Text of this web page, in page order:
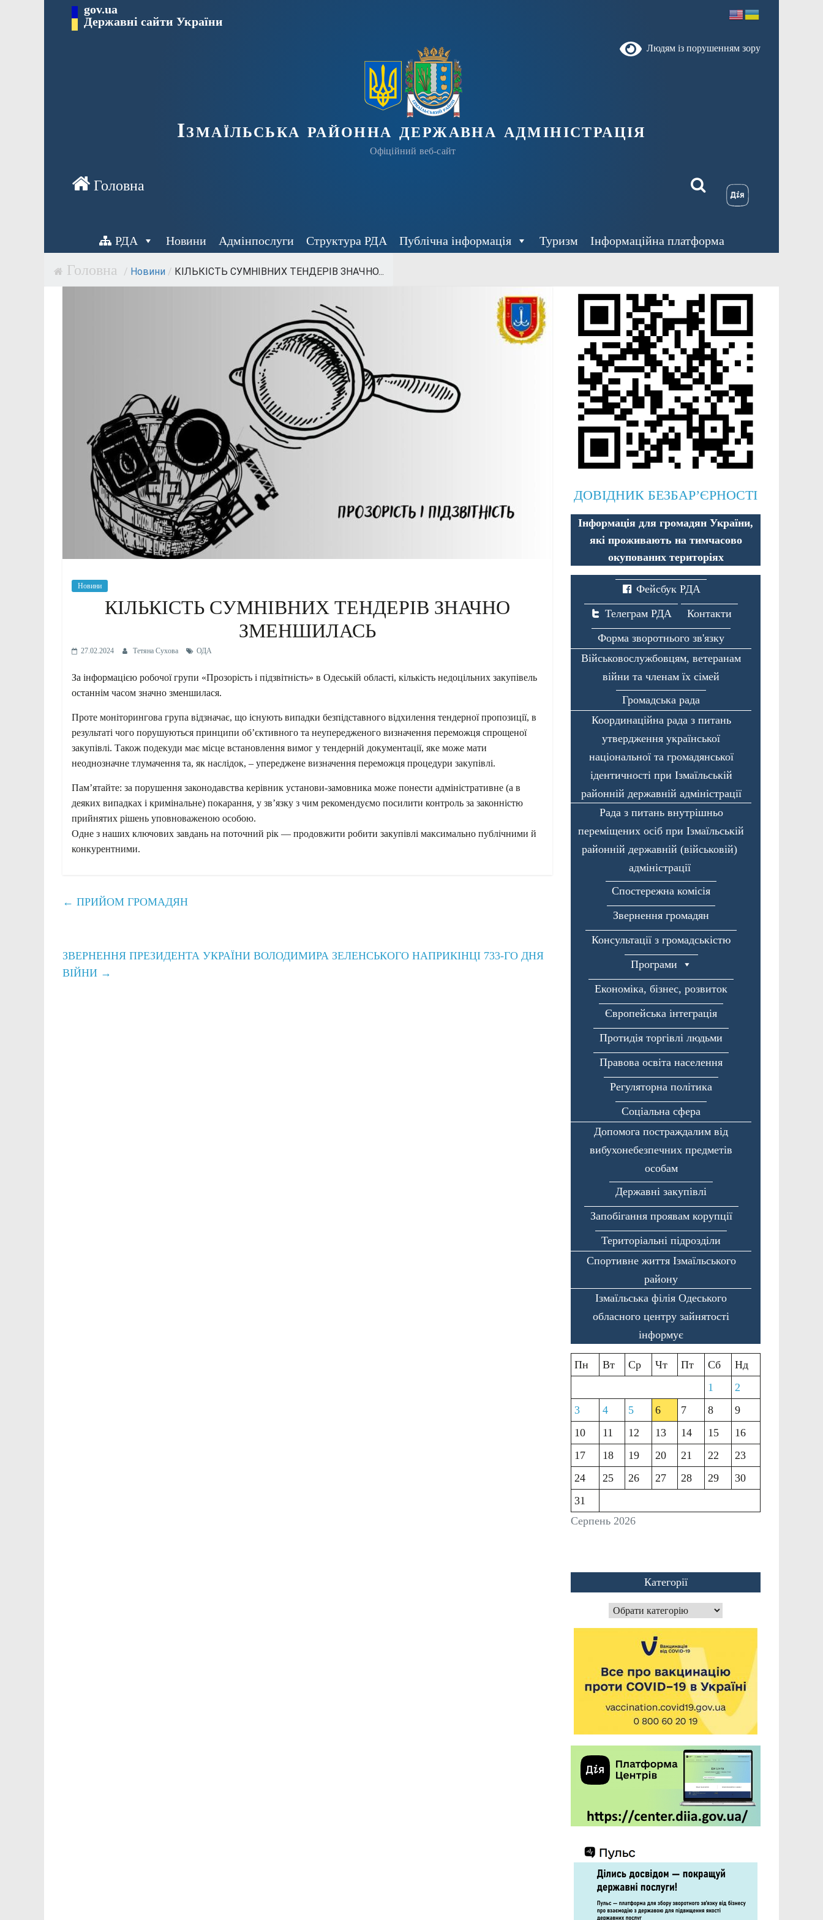
gov.ua
Державні сайти України
Людям із порушенням зору
Ізмаїльська районна державна адміністрація
Офіційний веб-сайт
РДА Новини Адмінпослуги Структура РДА Публічна інформація Туризм Інформаційна платформа
/ Новини / КІЛЬКІСТЬ СУМНІВНИХ ТЕНДЕРІВ ЗНАЧНО...
Новини
КІЛЬКІСТЬ СУМНІВНИХ ТЕНДЕРІВ ЗНАЧНО
ЗМЕНШИЛАСЬ
27.02.2024 Тетяна Сухова ОДА
За інформацією робочої групи «Прозорість і підзвітність» в Одеській області, кількість недоцільних закупівель
останнім часом значно зменшилася.
Проте моніторингова група відзначає, що існують випадки безпідставного відхилення тендерної пропозиції, в
результаті чого порушуються принципи об’єктивного та неупередженого визначення переможця спрощеної
закупівлі. Також подекуди має місце встановлення вимог у тендерній документації, яке може мати
неоднозначне тлумачення та, як наслідок, – упереджене визначення переможця процедури закупівлі.
Пам’ятайте: за порушення законодавства керівник установи-замовника може понести адміністративне (а в
деяких випадках і кримінальне) покарання, у зв’язку з чим рекомендуємо посилити контроль за законністю
прийнятих рішень уповноваженою особою.
Одне з наших ключових завдань на поточний рік — продовжити робити закупівлі максимально публічними й
конкурентними.
← ПРИЙОМ ГРОМАДЯН
ЗВЕРНЕННЯ ПРЕЗИДЕНТА УКРАЇНИ ВОЛОДИМИРА ЗЕЛЕНСЬКОГО НАПРИКІНЦІ 733-ГО ДНЯ
ВІЙНИ →
ДОВІДНИК БЕЗБАР’ЄРНОСТІ
Інформація для громадян України,
які проживають на тимчасово
окупованих територіях
Фейсбук РДА
Телеграм РДА
Контакти
Форма зворотнього зв'язку
Військовослужбовцям, ветеранам
війни та членам їх сімей
Громадська рада
Координаційна рада з питань
утвердження української
національної та громадянської
ідентичності при Ізмаїльській
районній державній адміністрації
Рада з питань внутрішньо
переміщених осіб при Ізмаїльській
районній державній (військовій)
адміністрації
Спостережна комісія
Звернення громадян
Консультації з громадськістю
Програми
Економіка, бізнес, розвиток
Європейська інтеграція
Протидія торгівлі людьми
Правова освіта населення
Регуляторна політика
Соціальна сфера
Допомога постраждалим від
вибухонебезпечних предметів
особам
Державні закупівлі
Запобігання проявам корупції
Територіальні підрозділи
Спортивне життя Ізмаїльського
району
Ізмаїльська філія Одеського
обласного центру зайнятості
інформує
Серпень 2026
Пн Вт Ср Чт Пт Сб
Нд
1
2
3
4 5 6 7 8
9
10
11 12 13 14 15
16
17
18 19 20 21 22
23
24
25 26 27 28 29
30
31
Категорії
Категорії